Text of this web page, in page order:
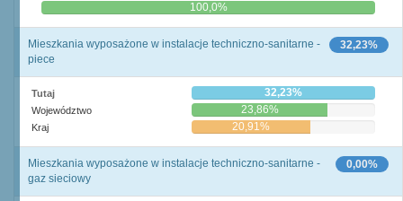
0,0% 100,0%
32,23%
Mieszkania wyposażone w instalacje techniczno-sanitarne -
piece
Tutaj 32,23%
Województwo 23,86%
Kraj 20,91%
0,00%
Mieszkania wyposażone w instalacje techniczno-sanitarne -
gaz sieciowy